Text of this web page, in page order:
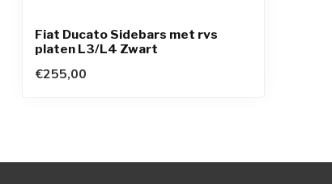
Fiat Ducato Sidebars met rvs
platen L3/L4 Zwart
€255,00